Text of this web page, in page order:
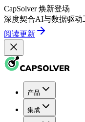
CapSolver 焕新登场
深度契合AI与数据驱动
阅读更新
产品
集成